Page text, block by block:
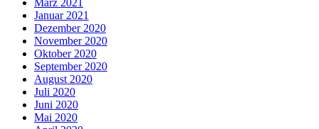
März 2021
Januar 2021
Dezember 2020
November 2020
Oktober 2020
September 2020
August 2020
Juli 2020
Juni 2020
Mai 2020